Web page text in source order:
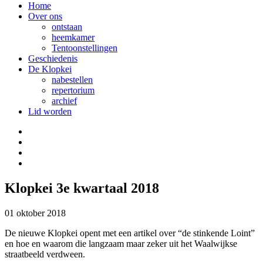
Home
Over ons
ontstaan
heemkamer
Tentoonstellingen
Geschiedenis
De Klopkei
nabestellen
repertorium
archief
Lid worden
Klopkei 3e kwartaal 2018
01 oktober 2018
De nieuwe Klopkei opent met een artikel over “de stinkende Loint”
en hoe en waarom die langzaam maar zeker uit het Waalwijkse
straatbeeld verdween.